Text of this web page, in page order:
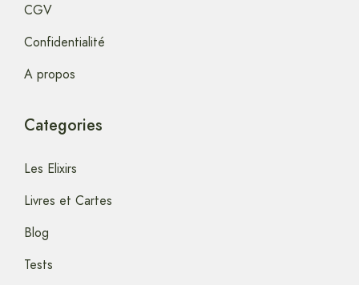
CGV
Confidentialité
A propos
Categories
Les Elixirs
Livres et Cartes
Blog
Tests